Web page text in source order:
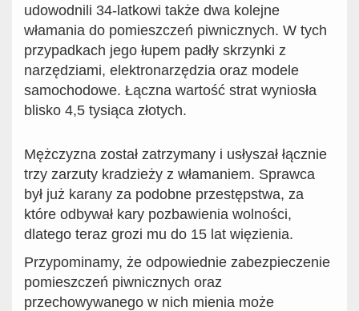
udowodnili 34-latkowi także dwa kolejne
włamania do pomieszczeń piwnicznych. W tych
przypadkach jego łupem padły skrzynki z
narzędziami, elektronarzędzia oraz modele
samochodowe. Łączna wartość strat wyniosła
blisko 4,5 tysiąca złotych.
Mężczyzna został zatrzymany i usłyszał łącznie
trzy zarzuty kradzieży z włamaniem. Sprawca
był już karany za podobne przestępstwa, za
które odbywał kary pozbawienia wolności,
dlatego teraz grozi mu do 15 lat więzienia.
Przypominamy, że odpowiednie zabezpieczenie
pomieszczeń piwnicznych oraz
przechowywanego w nich mienia może